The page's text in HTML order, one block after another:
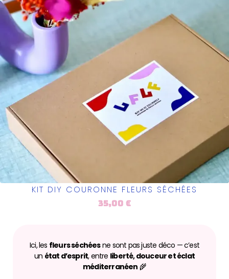
KIT DIY COURONNE FLEURS SÉCHÉES
35,00 €
Ici, les fleurs séchéesne sont pas juste déco — c’est
un état d’esprit, entre liberté, douceur et éclat
méditerranéen 🌾